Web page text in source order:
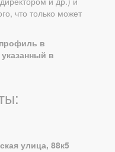
что только может
в
в
улица, 88к5